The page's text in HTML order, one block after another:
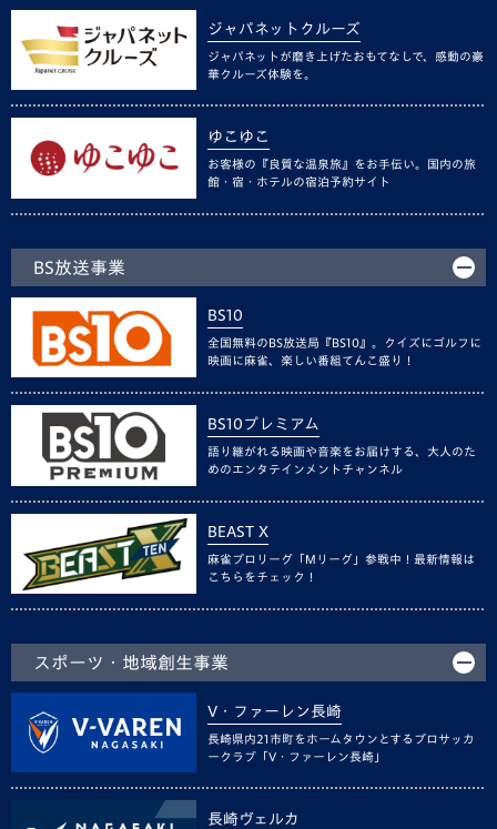
ジャパネットクルーズ
ジャパネットが磨き上げたおもてなしで、感動の豪
華クルーズ体験を。
ゆこゆこ
お客様の『良質な温泉旅』をお手伝い。国内の旅
館・宿・ホテルの宿泊予約サイト
BS放送事業
BS10
全国無料のBS放送局『BS10』。クイズにゴルフに
映画に麻雀、楽しい番組てんこ盛り！
BS10プレミアム
語り継がれる映画や音楽をお届けする、大人のた
めのエンタテインメントチャンネル
BEAST X
麻雀プロリーグ「Mリーグ」参戦中！最新情報は
こちらをチェック！
スポーツ・地域創生事業
V・ファーレン長崎
長崎県内21市町をホームタウンとするプロサッカ
ークラブ「V・ファーレン長崎」
長崎ヴェルカ